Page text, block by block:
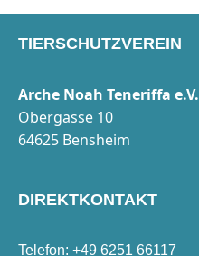
TIERSCHUTZVEREIN
Arche Noah Teneriffa e.V.
Obergasse 10
64625 Bensheim
DIREKTKONTAKT
Telefon: +49 6251 66117